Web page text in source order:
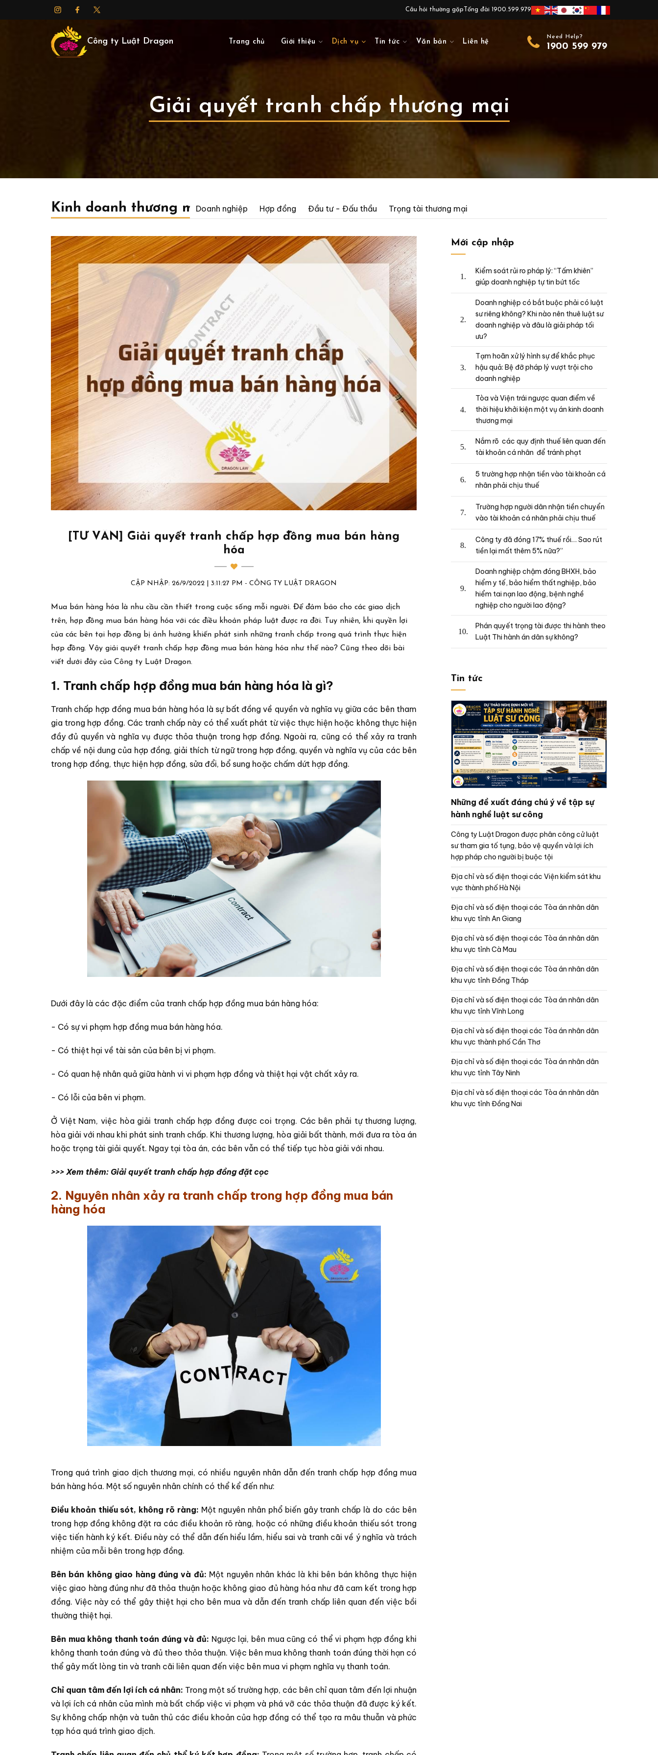
Câu hỏi thường gặp Tổng đài 1900.599.979
Công ty Luật Dragon Trang chủ Giới thiệu Dịch vụ Tin tức Văn bản Liên hệ
Need Help?
1900 599 979
Giải quyết tranh chấp thương mại
Kinh doanh thương mạiDoanh nghiệp Hợp đồng Đầu tư - Đấu thầu Trọng tài thương mại
[TƯ VẤN] Giải quyết tranh chấp hợp đồng mua bán hàng
hóa
CẬP NHẬP: 26/9/2022 | 3:11:27 PM - CÔNG TY LUẬT DRAGON
Mua bán hàng hóa là nhu cầu cần thiết trong cuộc sống mỗi người. Để đảm bảo cho các giao dịch
trên, hợp đồng mua bán hàng hóa với các điều khoản pháp luật được ra đời. Tuy nhiên, khi quyền lợi
của các bên tại hợp đồng bị ảnh hưởng khiến phát sinh những tranh chấp trong quá trình thực hiện
hợp đồng. Vậy giải quyết tranh chấp hợp đồng mua bán hàng hóa như thế nào? Cũng theo dõi bài
viết dưới đây của Công ty Luật Dragon.
1. Tranh chấp hợp đồng mua bán hàng hóa là gì?
Tranh chấp hợp đồng mua bán hàng hóa là sự bất đồng về quyền và nghĩa vụ giữa các bên tham
gia trong hợp đồng. Các tranh chấp này có thể xuất phát từ việc thực hiện hoặc không thực hiện
đầy đủ quyền và nghĩa vụ được thỏa thuận trong hợp đồng. Ngoài ra, cũng có thể xảy ra tranh
chấp về nội dung của hợp đồng, giải thích từ ngữ trong hợp đồng, quyền và nghĩa vụ của các bên
trong hợp đồng, thực hiện hợp đồng, sửa đổi, bổ sung hoặc chấm dứt hợp đồng.
Dưới đây là các đặc điểm của tranh chấp hợp đồng mua bán hàng hóa:
- Có sự vi phạm hợp đồng mua bán hàng hóa.
- Có thiệt hại về tài sản của bên bị vi phạm.
- Có quan hệ nhân quả giữa hành vi vi phạm hợp đồng và thiệt hại vật chất xảy ra.
- Có lỗi của bên vi phạm.
Ở Việt Nam, việc hòa giải tranh chấp hợp đồng được coi trọng. Các bên phải tự thương lượng,
hòa giải với nhau khi phát sinh tranh chấp. Khi thương lượng, hòa giải bất thành, mới đưa ra tòa án
hoặc trọng tài giải quyết. Ngay tại tòa án, các bên vẫn có thể tiếp tục hòa giải với nhau.
>>> Xem thêm: Giải quyết tranh chấp hợp đồng đặt cọc
2. Nguyên nhân xảy ra tranh chấp trong hợp đồng mua bán
hàng hóa
Trong quá trình giao dịch thương mại, có nhiều nguyên nhân dẫn đến tranh chấp hợp đồng mua
bán hàng hóa. Một số nguyên nhân chính có thể kể đến như:
Điều khoản thiếu sót, không rõ ràng: Một nguyên nhân phổ biến gây tranh chấp là do các bên
trong hợp đồng không đặt ra các điều khoản rõ ràng, hoặc có những điều khoản thiếu sót trong
việc tiến hành ký kết. Điều này có thể dẫn đến hiểu lầm, hiểu sai và tranh cãi về ý nghĩa và trách
nhiệm của mỗi bên trong hợp đồng.
Bên bán không giao hàng đúng và đủ: Một nguyên nhân khác là khi bên bán không thực hiện
việc giao hàng đúng như đã thỏa thuận hoặc không giao đủ hàng hóa như đã cam kết trong hợp
đồng. Việc này có thể gây thiệt hại cho bên mua và dẫn đến tranh chấp liên quan đến việc bồi
thường thiệt hại.
Bên mua không thanh toán đúng và đủ: Ngược lại, bên mua cũng có thể vi phạm hợp đồng khi
không thanh toán đúng và đủ theo thỏa thuận. Việc bên mua không thanh toán đúng thời hạn có
thể gây mất lòng tin và tranh cãi liên quan đến việc bên mua vi phạm nghĩa vụ thanh toán.
Chỉ quan tâm đến lợi ích cá nhân: Trong một số trường hợp, các bên chỉ quan tâm đến lợi nhuận
và lợi ích cá nhân của mình mà bất chấp việc vi phạm và phá vỡ các thỏa thuận đã được ký kết.
Sự không chấp nhận và tuân thủ các điều khoản của hợp đồng có thể tạo ra mâu thuẫn và phức
tạp hóa quá trình giao dịch.
Mới cập nhập
Kiểm soát rủi ro pháp lý: “Tấm khiên”
giúp doanh nghiệp tự tin bứt tốc
Doanh nghiệp có bắt buộc phải có luật
sư riêng không? Khi nào nên thuê luật sư
doanh nghiệp và đâu là giải pháp tối
ưu?
Tạm hoãn xử lý hình sự để khắc phục
hậu quả: Bệ đỡ pháp lý vượt trội cho
doanh nghiệp
Tòa và Viện trái ngược quan điểm về
thời hiệu khởi kiện một vụ án kinh doanh
thương mại
Nắm rõ các quy định thuế liên quan đến
tài khoản cá nhân để tránh phạt
5 trường hợp nhận tiền vào tài khoản cá
nhân phải chịu thuế
Trường hợp người dân nhận tiền chuyển
vào tài khoản cá nhân phải chịu thuế
Công ty đã đóng 17% thuế rồi… Sao rút
tiền lại mất thêm 5% nữa?”
Doanh nghiệp chậm đóng BHXH, bảo
hiểm y tế, bảo hiểm thất nghiệp, bảo
hiểm tai nạn lao động, bệnh nghề
nghiệp cho người lao động?
Phán quyết trọng tài được thi hành theo
Luật Thi hành án dân sự không?
Tin tức
Những đề xuất đáng chú ý về tập sự
hành nghề luật sư công
Công ty Luật Dragon được phân công cử luật
sư tham gia tố tụng, bảo vệ quyền và lợi ích
hợp pháp cho người bị buộc tội
Địa chỉ và số điện thoại các Viện kiểm sát khu
vực thành phố Hà Nội
Địa chỉ và số điện thoại các Tòa án nhân dân
khu vực tỉnh An Giang
Địa chỉ và số điện thoại các Tòa án nhân dân
khu vực tỉnh Cà Mau
Địa chỉ và số điện thoại các Tòa án nhân dân
khu vực tỉnh Đồng Tháp
Địa chỉ và số điện thoại các Tòa án nhân dân
khu vực tỉnh Vĩnh Long
Địa chỉ và số điện thoại các Tòa án nhân dân
khu vực thành phố Cần Thơ
Địa chỉ và số điện thoại các Tòa án nhân dân
khu vực tỉnh Tây Ninh
Địa chỉ và số điện thoại các Tòa án nhân dân
khu vực tỉnh Đồng Nai